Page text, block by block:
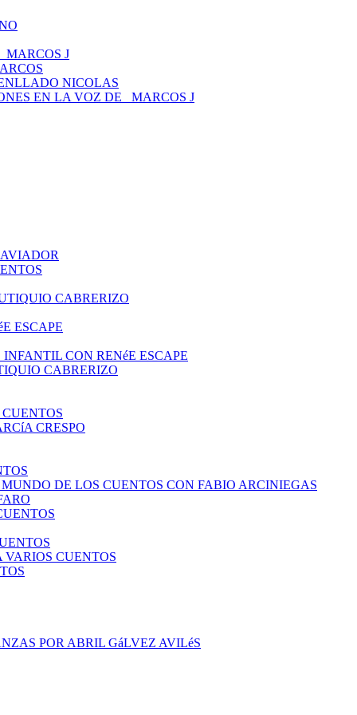
J
NICOLAS
EN LA VOZ DE _MARCOS J
AVIADOR
CABRERIZO
ESCAPE
INFANTIL CON RENéE ESCAPE
CABRERIZO
CRESPO
DE LOS CUENTOS CON FABIO ARCINIEGAS
VARIOS CUENTOS
POR ABRIL GáLVEZ AVILéS